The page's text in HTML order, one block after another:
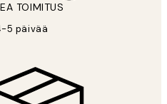
TOIMITUS
5 päivää